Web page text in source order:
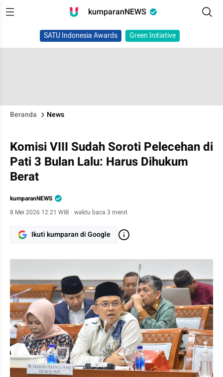
kumparanNEWS
SATU Indonesia Awards Green Initiative
Beranda News
Komisi VIII Sudah Soroti Pelecehan di
Pati 3 Bulan Lalu: Harus Dihukum
Berat
kumparanNEWS
8 Mei 2026 12:21 WIB · waktu baca 3 menit
Ikuti kumparan di Google